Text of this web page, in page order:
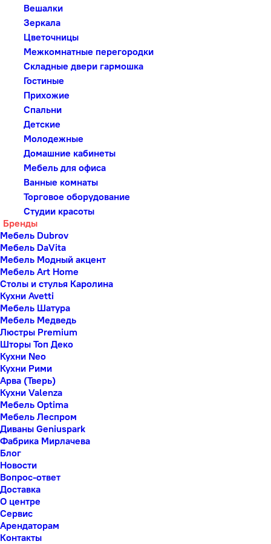
Вешалки
Зеркала
Цветочницы
Межкомнатные перегородки
Складные двери гармошка
Гостиные
Прихожие
Спальни
Детские
Молодежные
Домашние кабинеты
Мебель для офиса
Ванные комнаты
Торговое оборудование
Студии красоты
Бренды
Мебель Dubrov
Мебель DaVita
Мебель Модный акцент
Мебель Art Home
Столы и стулья Каролина
Кухни Avetti
Мебель Шатура
Мебель Медведь
Люстры Premium
Шторы Топ Деко
Кухни Neo
Кухни Рими
Арва (Тверь)
Кухни Valenza
Мебель Optima
Мебель Леспром
Диваны Geniuspark
Фабрика Мирлачева
Блог
Новости
Вопрос-ответ
Доставка
О центре
Сервис
Арендаторам
Контакты